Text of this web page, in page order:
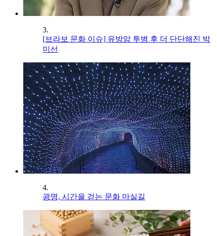
3.
[브라보 문화 이슈] 유방암 투병 후 더 단단해진 박
미선
4.
광명, 시간을 걷는 문화 마실길